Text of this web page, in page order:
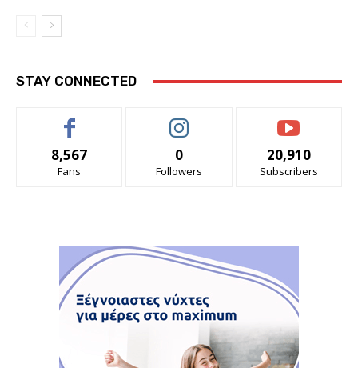
STAY CONNECTED
8,567
Fans
0
Followers
20,910
Subscribers